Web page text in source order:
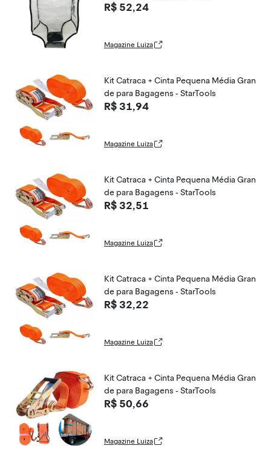
R$ 52,24
Magazine Luiza
Kit Catraca + Cinta Pequena Média Gran
de para Bagagens - StarTools
R$ 31,94
Magazine Luiza
Kit Catraca + Cinta Pequena Média Gran
de para Bagagens - StarTools
R$ 32,51
Magazine Luiza
Kit Catraca + Cinta Pequena Média Gran
de para Bagagens - StarTools
R$ 32,22
Magazine Luiza
Kit Catraca + Cinta Pequena Média Gran
de para Bagagens - StarTools
R$ 50,66
Magazine Luiza